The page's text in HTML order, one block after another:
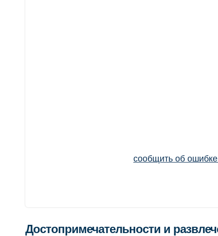
сообщить об
Достопримечательности и